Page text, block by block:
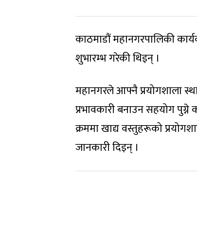
काठमाडौं महानगरपालिकी
शुभारम्भ गरेकी थिइन् ।
महानगरले आफ्नै प्रयोगशाला
प्रभावकारी बनाउन सहयोग
क्रममा खाद्य वस्तुहरूको
जानकारी दिइन् ।